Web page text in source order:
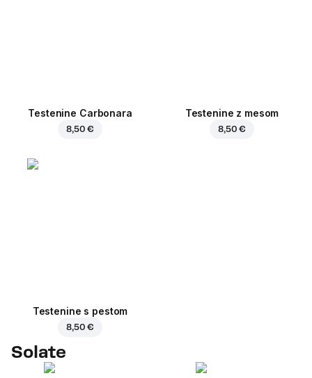
Testenine Carbonara
8,50 €
Testenine z mesom
8,50 €
Testenine s pestom
8,50 €
Solate